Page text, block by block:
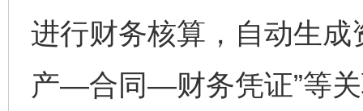
进行财务核算，自动生成
产—合同—财务凭证”等